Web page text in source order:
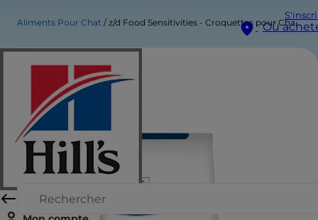
Où
Aliments Pour Chat z/d Food Sensitivities - Croquettes pour Chat - Saveur Originale